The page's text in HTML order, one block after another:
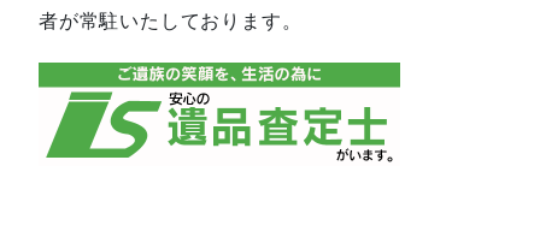
者が常駐いたしております。